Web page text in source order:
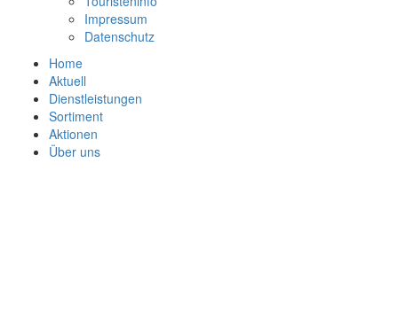
Impressum
Datenschutz
Home
Aktuell
Dienstleistungen
Sortiment
Aktionen
Über uns